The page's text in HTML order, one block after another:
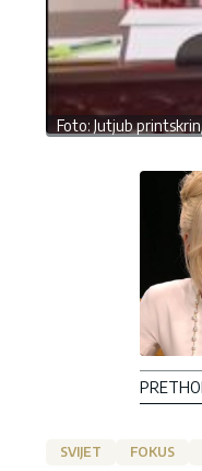
Foto: Jutjub
SVIJET FOKUS